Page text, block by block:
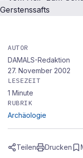
Vom Heil-
lange Weg
AUTOR
DAMALS-Redaktion
27. November 2002
LESEZEIT
1 Minute
RUBRIK
Archäologie
Teilen Drucken